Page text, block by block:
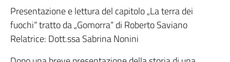
Presentazione e lettura del capitolo „La terra dei
fuochi“ tratto da „Gomorra“ di Roberto Saviano
Relatrice: Dott.ssa Sabrina Nonini